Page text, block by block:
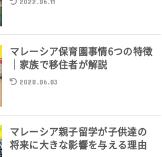
マレーシア保育園事情6つの特徴
｜家族で移住者が解説
2020.06.03
マレーシア親子留学が子供達の
将来に大きな影響を与える理由